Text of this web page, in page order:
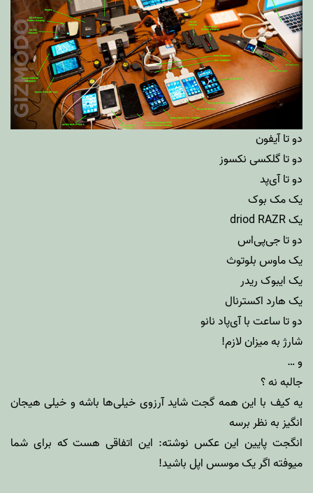
دو تا آیفون
دو تا گلکسی نکسوز
دو تا آی‌پد
یک مک بوک
یک driod RAZR
دو تا جی‌پی‌اس
یک ماوس بلوتوث
یک ایبوک ریدر
یک هارد اکسترنال
دو تا ساعت با آی‌پاد نانو
شارژ به میزان لازم!
و …
جالبه نه ؟
یه کیف با این همه گجت شاید آرزوی خیلی‌ها باشه و خیلی هیجان
انگیز به نظر برسه
انگجت پایین این عکس نوشته: این اتفاقی هست که برای شما
میوفته اگر یک موسس اپل باشید!